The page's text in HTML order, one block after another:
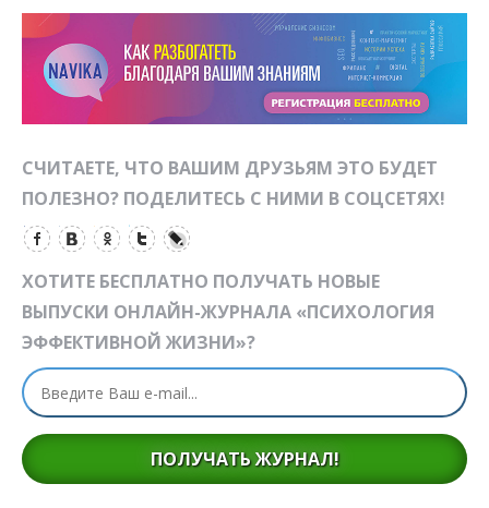
СЧИТАЕТЕ, ЧТО ВАШИМ ДРУЗЬЯМ ЭТО БУДЕТ
ПОЛЕЗНО? ПОДЕЛИТЕСЬ С НИМИ В СОЦСЕТЯХ!
ХОТИТЕ БЕСПЛАТНО ПОЛУЧАТЬ НОВЫЕ
ВЫПУСКИ ОНЛАЙН-ЖУРНАЛА «ПСИХОЛОГИЯ
ЭФФЕКТИВНОЙ ЖИЗНИ»?
ПОЛУЧАТЬ ЖУРНАЛ!